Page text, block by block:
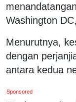
Washington
Menurutnya,
dengan
antara kedua
Sponsored